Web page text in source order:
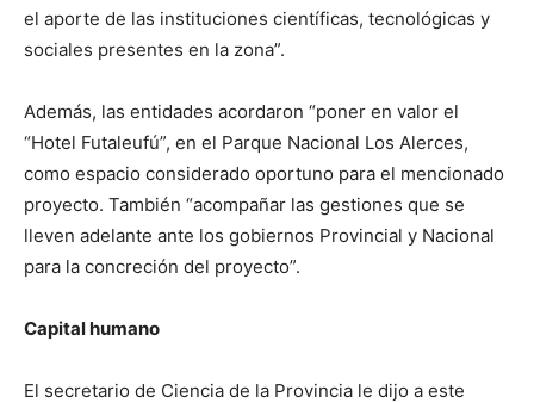
el aporte de las instituciones científicas, tecnológicas y
sociales presentes en la zona”.
Además, las entidades acordaron “poner en valor el
“Hotel Futaleufú”, en el Parque Nacional Los Alerces,
como espacio considerado oportuno para el mencionado
proyecto. También “acompañar las gestiones que se
lleven adelante ante los gobiernos Provincial y Nacional
para la concreción del proyecto”.
Capital humano
El secretario de Ciencia de la Provincia le dijo a este